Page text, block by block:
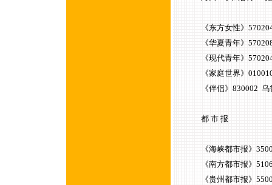
《东方女性》570204
《华夏青年》570208
《现代青年》570204
《家庭世界》010010
《伴侣》830002 乌
都 市 报
《海峡都市报》
《南方都市报》
《贵州都市报》